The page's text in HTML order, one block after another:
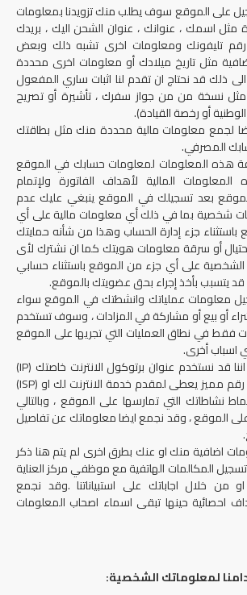
على الموقع سوف يطلب منك تزويدنا بمعلومات
اسمك ، عنوانك ، عنوان الشحن اليك ، بريدك
رقم تليفونك ومعلومات اخرى تشبه ذلك وبعض
مثل تاريخ ميلادك أو معلومات اخرى محددة
ذلك قد نحتاج ان تقدم لنا اثبات ساري المفعول
نسخة من من جواز سفرك ، تأشيرة أو تصريح
أو رخصة القيادة).
لجمع معلومات مالية محددة منك مثل بطاقتك
المصرفي.
هذه المعلومات لمعلومات حسابك في الموقع
المالية لأهداف الفاتورة ولإتمام
بعد تسجيلك في الموقع ينبغي عليك عدم
شخصية بما في ذلك أي معلومات مالية على أي
جزء إدارة الحساب وهذا من شأنه حمايتك
أو سرقة معلومات هويتك كما ان نشترك لأى
على أي جزء من الموقع باستثناء حسابي
قد يتسبب بأخذ إجراء بحق عضويتك بالموقع.
معلومات عملياتك وانشطتك في الموقع سواء
أو بيع أو مشاركة في المزادات ، وسوف تستخدم
فقط في نطاق العمليات التي تجريها على الموقع
اسباب أخرى.
الرجاء ملاحظة اننا قد نستخدم عنوان برتوكول الانترنت خاصتك (IP)
وهو عبارة عن رقم مميز يعطى لمقدم خدمة الانترنت لك او (ISP)
نشاطاتك التي تمارسها على الموقع ، وبالتالي
الموقع ، وقد نجمع ايضا معلوماتك عن تفاصيل
اضافية منك او عنك بطرق اخرى لم يتم هنا ذكر
المكالمات الهاتفية مع موظفي مركز العناية
من خلال اجاباتك على استبياناتنا .وقد نجمع
احصائية حينها تبقى اسماء اصحاب المعلومات
لمعلوماتك الشخصية: